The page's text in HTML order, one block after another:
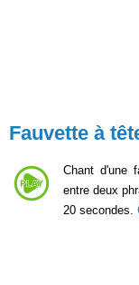
Fauvette à
Chant d'une
entre deux
20 secondes.